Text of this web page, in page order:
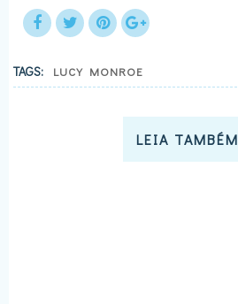
TAGS: LUCY MONROE
LEIA TAMBÉM